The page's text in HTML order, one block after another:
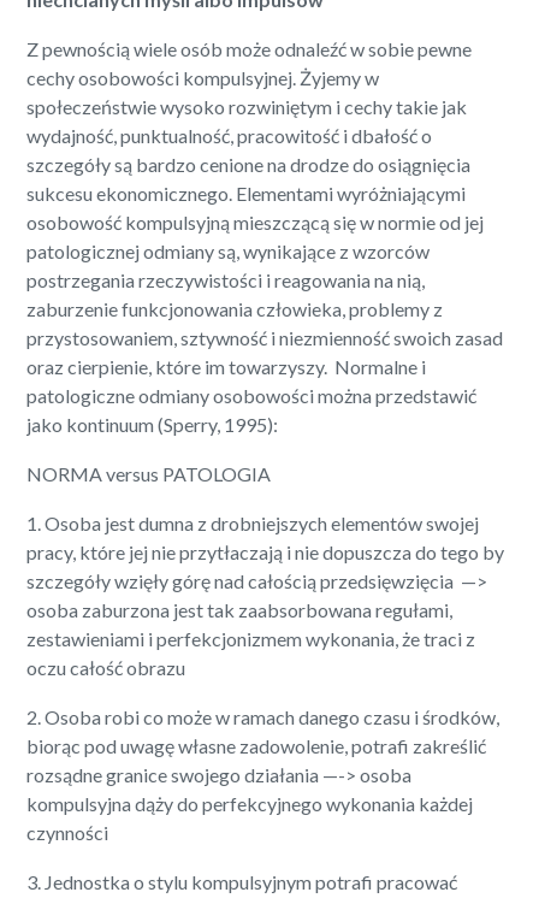
Z pewnością wiele osób może odnaleźć w sobie pewne
cechy osobowości kompulsyjnej. Żyjemy w
społeczeństwie wysoko rozwiniętym i cechy takie jak
wydajność, punktualność, pracowitość i dbałość o
szczegóły są bardzo cenione na drodze do osiągnięcia
sukcesu ekonomicznego. Elementami wyróżniającymi
osobowość kompulsyjną mieszczącą się w normie od jej
patologicznej odmiany są, wynikające z wzorców
postrzegania rzeczywistości i reagowania na nią,
zaburzenie funkcjonowania człowieka, problemy z
przystosowaniem, sztywność i niezmienność swoich zasad
oraz cierpienie, które im towarzyszy. Normalne i
patologiczne odmiany osobowości można przedstawić
jako kontinuum (Sperry, 1995):
NORMA versus PATOLOGIA
1. Osoba jest dumna z drobniejszych elementów swojej
pracy, które jej nie przytłaczają i nie dopuszcza do tego by
szczegóły wzięły górę nad całością przedsięwzięcia —>
osoba zaburzona jest tak zaabsorbowana regułami,
zestawieniami i perfekcjonizmem wykonania, że traci z
oczu całość obrazu
2. Osoba robi co może w ramach danego czasu i środków,
biorąc pod uwagę własne zadowolenie, potrafi zakreślić
rozsądne granice swojego działania —-> osoba
kompulsyjna dąży do perfekcyjnego wykonania każdej
czynności
3. Jednostka o stylu kompulsyjnym potrafi pracować